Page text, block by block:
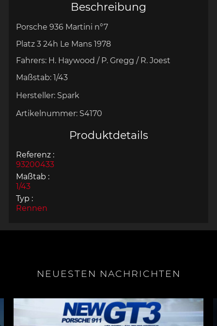
Beschreibung
Porsche 936 Martini n°7
Platz 3 24h Le Mans 1978
Fahrers: H. Haywood / P. Gregg / R. Joest
Maßstab: 1/43
Hersteller: Spark
Artikelnummer: S4170
Produktdetails
Referenz :
93200433
Maßtab :
1/43
Typ :
Rennen
NEUESTEN NACHRICHTEN